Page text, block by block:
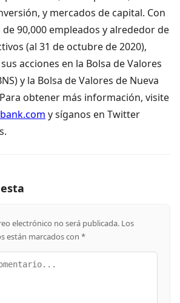
y mercados de capital. Con
90,000 empleados y alrededor de
(al 31 de octubre de 2020),
acciones en la Bolsa de Valores
y la Bolsa de Valores de Nueva
Para obtener más información, visite
y síganos en Twitter
electrónico no será publicada. Los
están marcados con *